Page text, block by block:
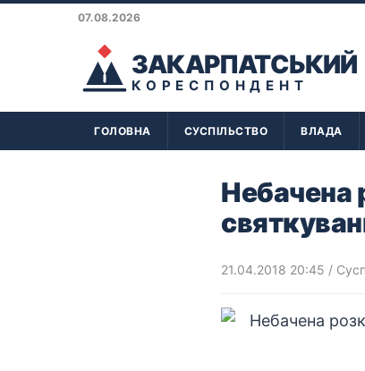
07.08.2026
ЗАКАРПАТСЬКИЙ
КОРЕСПОНДЕНТ
ГОЛОВНА СУСПІЛЬСТВО ВЛАДА
Небачена
21.04.2018 20:45 /